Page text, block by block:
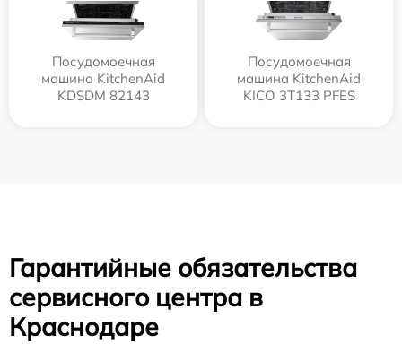
Посудомоечная
машина KitchenAid
KDSDM 82143
Посудомоечная
машина KitchenAid
KICO 3T133 PFES
Гарантийные обязательства
сервисного центра в
Краснодаре